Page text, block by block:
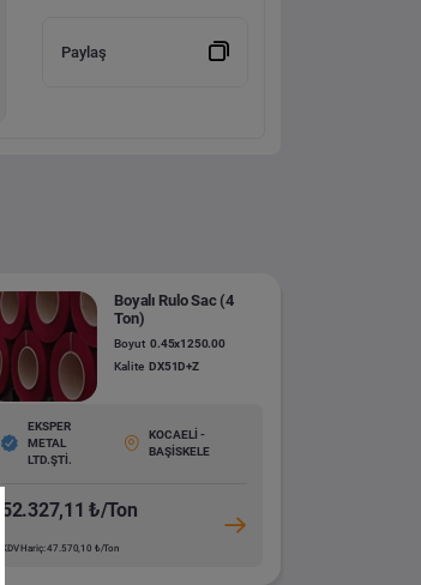
Paylaş
Boyalı Rulo Sac (4
Ton)
Boyut 0.45x1250.00
Kalite DX51D+Z
EKSPER
METAL
LTD.ŞTİ.
KOCAELİ -
BAŞİSKELE
52.327,11 ₺/Ton
KDV Hariç: 47.570,10 ₺/Ton